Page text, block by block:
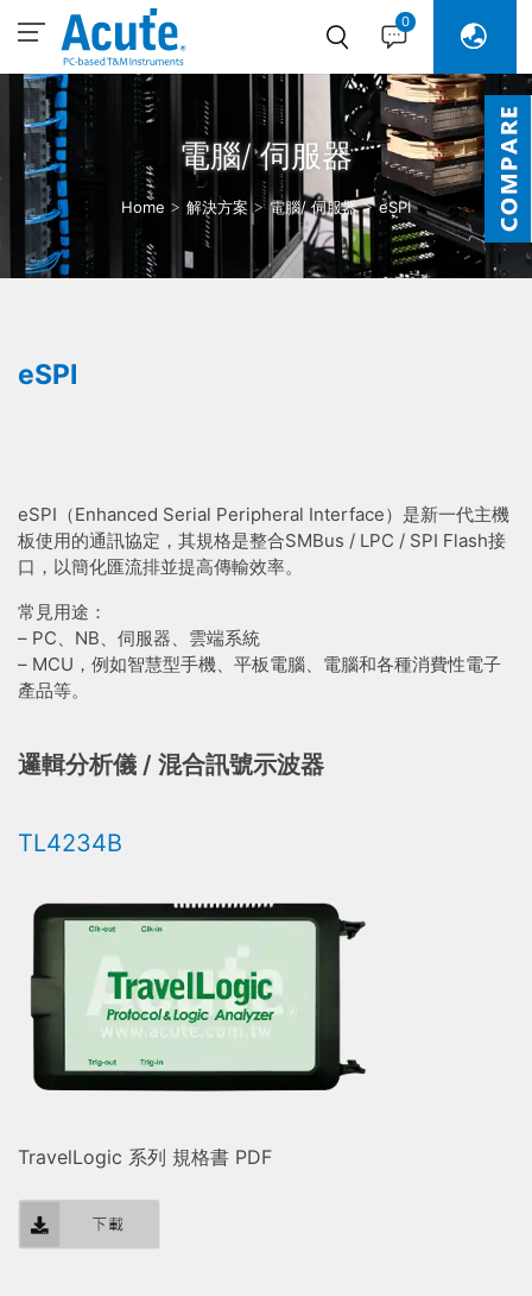
0
電腦/ 伺服器
Home 解決方案 電腦/ 伺服器 eSPI
eSPI
eSPI（Enhanced Serial Peripheral Interface）是新一代主機
板使用的通訊協定，其規格是整合SMBus / LPC / SPI Flash接
口，以簡化匯流排並提高傳輸效率。
常見用途：
– PC、NB、伺服器、雲端系統
– MCU，例如智慧型手機、平板電腦、電腦和各種消費性電子
產品等。
邏輯分析儀 / 混合訊號示波器
TL4234B
TravelLogic 系列 規格書 PDF